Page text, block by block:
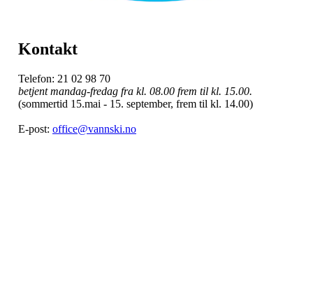
Kontakt
Telefon: 21 02 98 70
betjent mandag-fredag fra kl. 08.00 frem til kl. 15.00.
(sommertid 15.mai - 15. september, frem til kl. 14.00)
E-post: office@vannski.no